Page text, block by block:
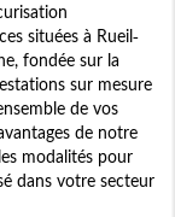
situées à Rueil-
fondée sur la
sur mesure
de vos
de notre
modalités pour
dans votre secteur